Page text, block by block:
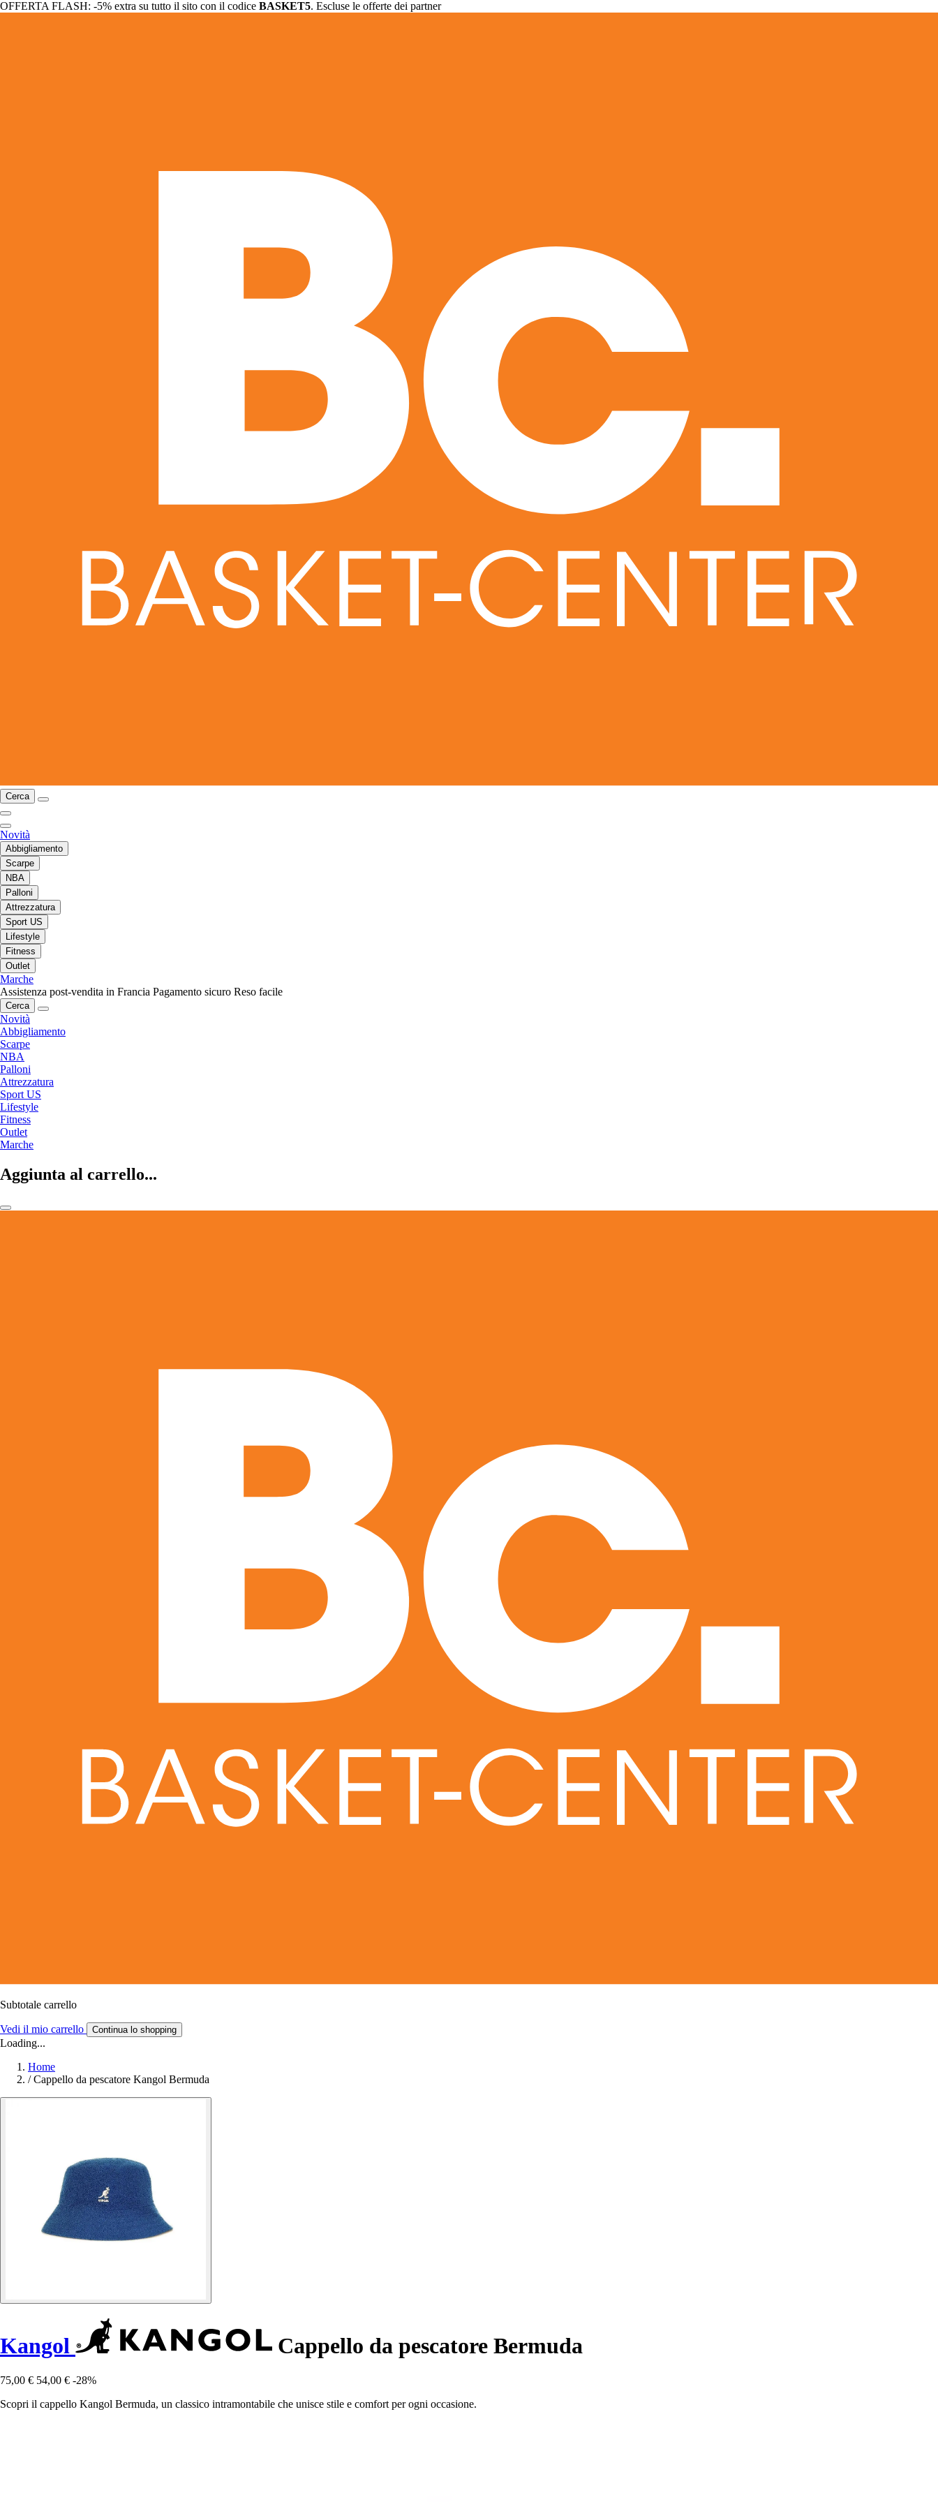
OFFERTA FLASH: -5% extra su tutto il sito con il codice BASKET5. Escluse le offerte dei partner
Cerca
Novità
Abbigliamento
Scarpe
NBA
Palloni
Attrezzatura
Sport US
Lifestyle
Fitness
Outlet
Marche
Assistenza post-vendita in Francia Pagamento sicuro Reso facile
Cerca
Novità
Abbigliamento
Scarpe
NBA
Palloni
Attrezzatura
Sport US
Lifestyle
Fitness
Outlet
Marche
Aggiunta al carrello...
Subtotale carrello
Vedi il mio carrello Continua lo shopping
Loading...
Home
/ Cappello da pescatore Kangol Bermuda
Kangol Cappello da pescatore Bermuda
75,00 € 54,00 € -28%
Scopri il cappello Kangol Bermuda, un classico intramontabile che unisce stile e comfort per ogni occasione.